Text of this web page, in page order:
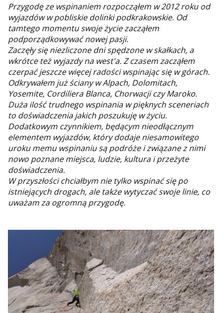
Przygodę ze wspinaniem rozpocząłem w 2012 roku od
wyjazdów w pobliskie dolinki podkrakowskie. Od
tamtego momentu swoje życie zacząłem
podporządkowywać nowej pasji.
Zaczęły się niezliczone dni spędzone w skałkach, a
wkrótce też wyjazdy na west'a. Z czasem zacząłem
czerpać jeszcze więcej radości wspinając się w górach.
Odkrywałem już ściany w Alpach, Dolomitach,
Yosemite, Cordiliera Blanca, Chorwacji czy Maroko.
Duża ilość trudnego wspinania w pięknych sceneriach
to doświadczenia jakich poszukuję w życiu.
Dodatkowym czynnikiem, będącym nieodłącznym
elementem wyjazdów, który dodaje niesamowitego
uroku memu wspinaniu są podróże i związane z nimi
nowo poznane miejsca, ludzie, kultura i przeżyte
doświadczenia.
W przyszłości chciałbym nie tylko wspinać się po
istniejących drogach, ale także wytyczać swoje linie, co
uważam za ogromną przygodę.